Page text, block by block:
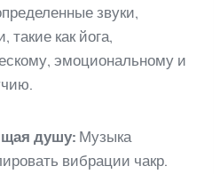
звуки,
такие как йога,
эмоциональному и
душу: Музыка
вибрации чакр.